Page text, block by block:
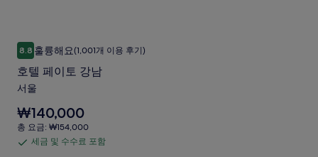
사
진
갤
러
리
디
자
이
너
스
사
수
수
료
포
호
텔
페
이
토
강
8.810점 만점 중 8.8점, 훌륭해요, (1,001개 이용 후기)
훌륭해요(1,001개 이용 후기)
호텔 페이토 강남
서울
요
금
₩140,000
₩140,000
총
요
총 요금: ₩154,000
세
세금 및 수수료 포함
호텔 페이토 강남